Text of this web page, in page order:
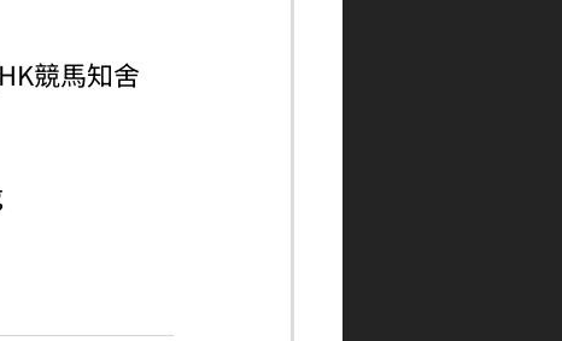
競馬知舍